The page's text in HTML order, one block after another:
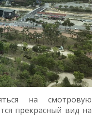
на смотровую
прекрасный вид на